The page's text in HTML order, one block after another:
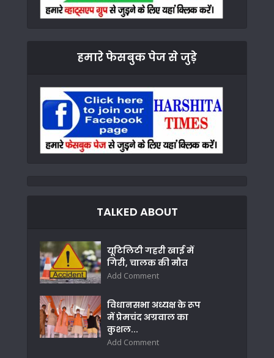
हमारे फेसबुक पेज से जुड़े
TALKED ABOUT
यूटिलिटी गहरी खाई में
गिरी, चालक की मौत
Add Comment
विधानसभा अध्यक्ष के रूप
में प्रेमचंद अग्रवाल का
कुशल...
Add Comment